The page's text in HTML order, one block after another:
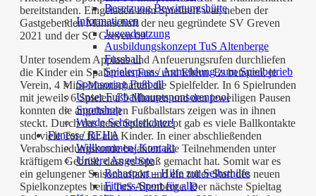
Besetzung Bewirtungshütte
Informationen
Jugendsatzung
Ausbildungskonzept TuS Altenberge
Fussball
Spielerpass / Anmeldung zum Spielbetrieb
Sponsoring Fußball
Unser Fußballhauptsponsorenpool
Sportshop
Werde Schiedsrichter!
Fitness / REHA
Willkommen/ Kontakt
Unsere Angebote
Rehasport – Hilfe zur Selbsthilfe
Fitness-Sport für alle
bereitstanden. Eingeladen zum Spieltreff war, neben der
Gastgebenden Mannschaft der neu gegründete SV Greven
2021 und der SC Greven 09.
Unter tosendem Applaus und Anfeuerungsrufen durchliefen
die Kinder ein Spalier aus Fans und Eltern. Es betraten, je
Verein, 4 Mini-Mannschaften die Spielfelder. In 6 Spielrunden
mit jeweils 6 Spielen á 5 Minuten und den jeweiligen Pausen
konnten die angehenden Fußballstars zeigen was in ihnen
steckt. Durch das neue Spielkonzept gab es viele Ballkontakte
und viele Tore für alle Kinder. In einer abschließenden
Verabschiedungsrunde bejahten alle Teilnehmenden unter
kräftigem Gebrüll, dass es Spaß gemacht hat. Somit war es
ein gelungener Saisonauftakt und ein toller Start des neuen
Spielkonzeptes beim TuS Altenberge. Der nächste Spieltag